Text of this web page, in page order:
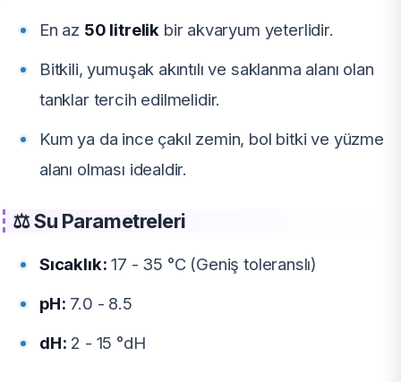
En az 50 litrelik bir akvaryum yeterlidir.
Bitkili, yumuşak akıntılı ve saklanma alanı olan
tanklar tercih edilmelidir.
Kum ya da ince çakıl zemin, bol bitki ve yüzme
alanı olması idealdir.
⚖️ Su Parametreleri
Sıcaklık: 17 - 35 °C (Geniş toleranslı)
pH: 7.0 - 8.5
dH: 2 - 15 °dH